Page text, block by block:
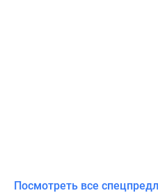
Посмотреть все